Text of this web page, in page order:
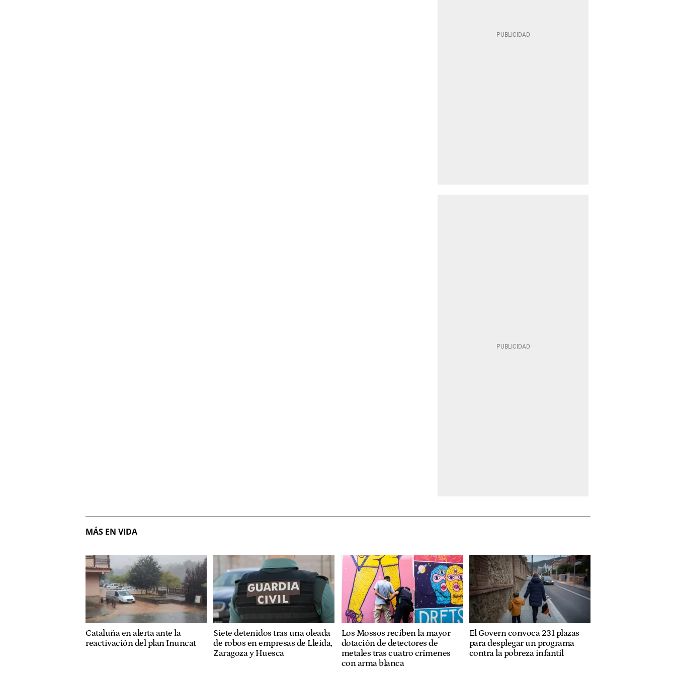
MÁS EN VIDA
Cataluña en alerta ante la
reactivación del plan Inuncat
Siete detenidos tras una oleada
de robos en empresas de Lleida,
Zaragoza y Huesca
Los Mossos reciben la mayor
dotación de detectores de
metales tras cuatro crímenes
con arma blanca
El Govern convoca 231 plazas
para desplegar un programa
contra la pobreza infantil